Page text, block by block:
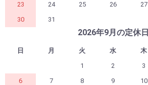
23
24 25 26 27
30
31
2026年9月の定休日
日 月 火 水 木
1
2 3
6
7 8 9 10